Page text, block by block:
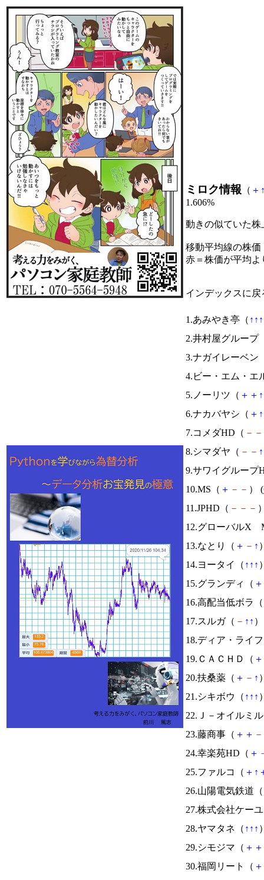
ミロク情報 （ ＋
1.606%
動きの似ていた
移動平均線の株価
赤＝株価が平均
インデックスに戻
1.あみやき亭（ ↑ ↑ ↑
2.井村屋グループ
3.ナガイレーベン
4.ビー・エム・エ
5.ノーリツ（ ＋ ＋ ↑
6.ナカバヤシ（ ＋ ↑
7.コメダHD（ － －
8.シマダヤ（ － － ↑
9.サワイグループ
10.MS（ ＋ － － ） (
11.JPHD（ － － －
12.グローバルX
13.なとり（ ＋ － ↑
14.ヨータイ（ ↑ ↑ ↑
15.グランディ（ ＋
16.高配当低ボラ（
17.スルガ（ － ↑ ↑
18.ディア・ライ
19.ＣＡＣＨＤ（ ＋
20.扶桑薬（ ＋ － ↑
21.シキボウ（ ↑ ↑ ↑
22.Ｊ－オイルミ
23.藤商事（ ＋ ＋ －
24.幸楽苑HD（ ＋
25.ファルコ（ ＋ ↑
26.山陽電気鉄道（
27.株式会社ケー
28.ヤマタネ（ ↑ ↑ ↑
29.シモジマ（ ＋ ＋
30.福岡リート（ ＋